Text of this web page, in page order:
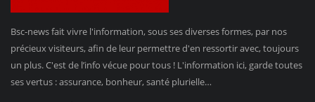
Bsc-news fait vivre l'information, sous ses diverses formes, par nos
précieux visiteurs, afin de leur permettre d'en ressortir avec, toujours
un plus. C'est de l’info vécue pour tous ! L'information ici, garde toutes
ses vertus : assurance, bonheur, santé plurielle…